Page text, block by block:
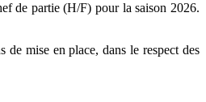
de partie (H/F) pour la saison 2026.
de mise en place, dans le respect des